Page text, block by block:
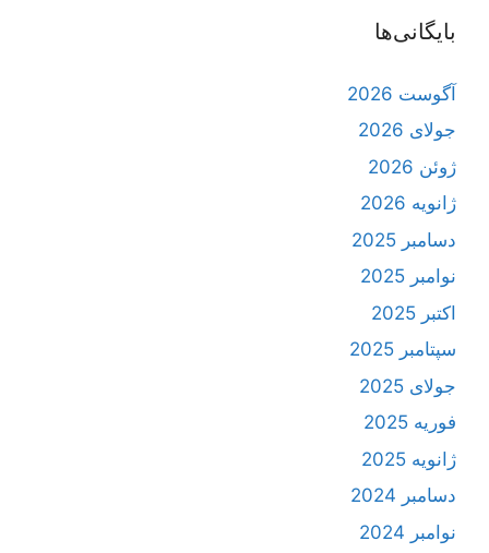
بایگانی‌ها
آگوست 2026
جولای 2026
ژوئن 2026
ژانویه 2026
دسامبر 2025
نوامبر 2025
اکتبر 2025
سپتامبر 2025
جولای 2025
فوریه 2025
ژانویه 2025
دسامبر 2024
نوامبر 2024